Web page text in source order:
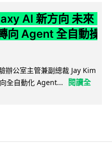
AI 新方向 未來
向 Agent 全自動操
辦公室主管兼副總裁 Jay Kim
全自動化 Agent...
閱讀全